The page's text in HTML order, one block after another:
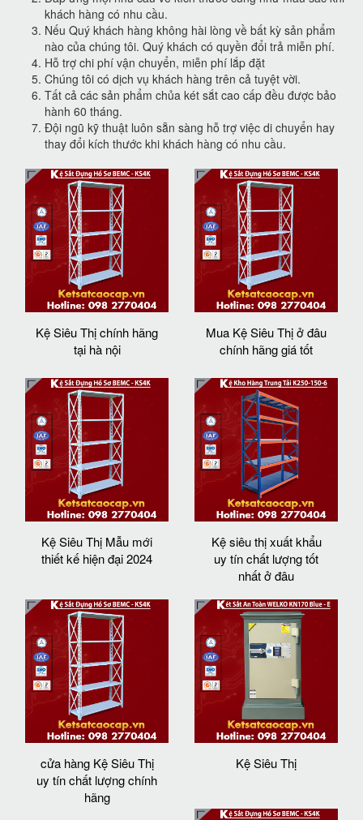
khách hàng có nhu cầu.
Nếu Quý khách hàng không hài lòng về bất kỳ sản phẩm
nào của chúng tôi. Quý khách có quyền đổi trả miễn phí.
Hỗ trợ chi phí vận chuyển, miễn phí lắp đặt
Chúng tôi có dịch vụ khách hàng trên cả tuyệt vời.
Tất cả các sản phẩm chủa két sắt cao cấp đều được bảo
hành 60 tháng.
Đội ngũ kỹ thuật luôn sẵn sàng hỗ trợ việc di chuyển hay
thay đổi kích thước khi khách hàng có nhu cầu.
Kệ Siêu Thị chính hãng
tại hà nội
Mua Kệ Siêu Thị ở đâu
chính hãng giá tốt
Kệ Siêu Thị Mẫu mới
thiết kế hiện đại 2024
Kệ siêu thị xuất khẩu
uy tín chất lượng tốt
nhất ở đâu
cửa hàng Kệ Siêu Thị
uy tín chất lượng chính
hãng
Kệ Siêu Thị